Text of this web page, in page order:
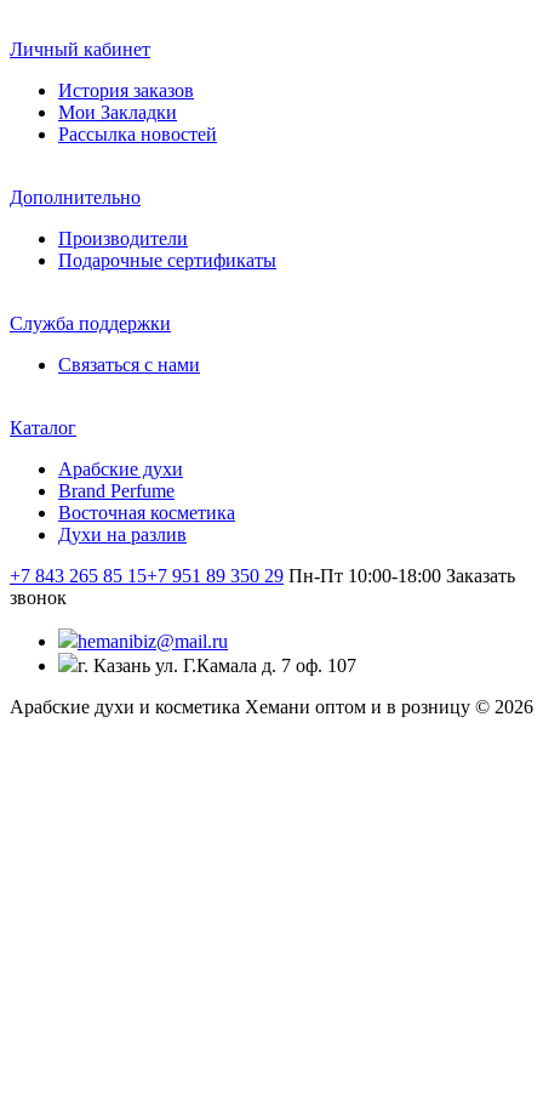
Личный кабинет
История заказов
Мои Закладки
Рассылка новостей
Дополнительно
Производители
Подарочные сертификаты
Служба поддержки
Связаться с нами
Каталог
Арабские духи
Brand Perfume
Восточная косметика
Духи на разлив
+7 843 265 85 15+7 951 89 350 29 Пн-Пт 10:00-18:00 Заказать
звонок
hemanibiz@mail.ru
г. Казань ул. Г.Камала д. 7 оф. 107
Арабские духи и косметика Хемани оптом и в розницу © 2026